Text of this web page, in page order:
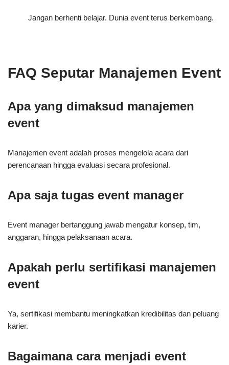
Jangan berhenti belajar. Dunia event terus berkembang.
FAQ Seputar Manajemen Event
Apa yang dimaksud manajemen
event
Manajemen event adalah proses mengelola acara dari
perencanaan hingga evaluasi secara profesional.
Apa saja tugas event manager
Event manager bertanggung jawab mengatur konsep, tim,
anggaran, hingga pelaksanaan acara.
Apakah perlu sertifikasi manajemen
event
Ya, sertifikasi membantu meningkatkan kredibilitas dan peluang
karier.
Bagaimana cara menjadi event